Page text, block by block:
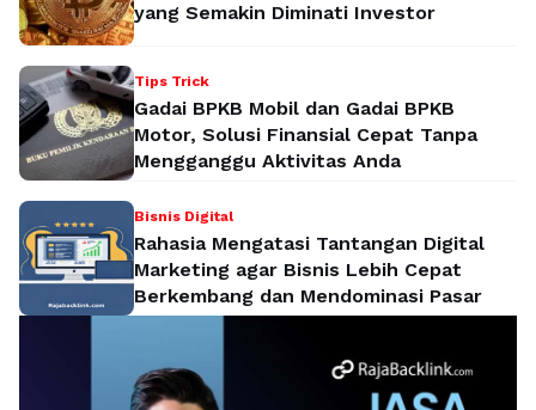
yang Semakin Diminati Investor
Tips Trick
Gadai BPKB Mobil dan Gadai BPKB
Motor, Solusi Finansial Cepat Tanpa
Mengganggu Aktivitas Anda
Bisnis Digital
Rahasia Mengatasi Tantangan Digital
Marketing agar Bisnis Lebih Cepat
Berkembang dan Mendominasi Pasar